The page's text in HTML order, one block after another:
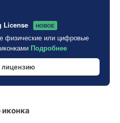
License НОВОЕ
физические или цифровые
Подробнее
лицензию